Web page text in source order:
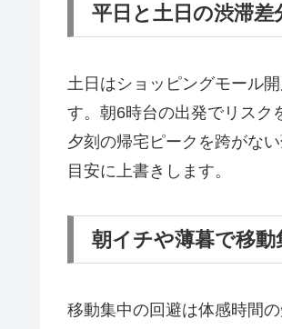
平日と土日の渋滞差
土日はショッピングモール
す。朝6時台の出発でリスク
夕刻の帰宅ピークを跨がな
目安に上書きします。
朝イチや薄暮で移動
移動集中の回避は体感時間